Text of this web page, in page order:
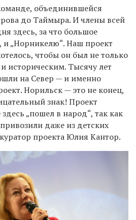
объединившейся
до Таймыра. И члены всей
здесь, за что большое
и „Норникелю“. Наш проект
чтобы он был не только
историческим. Тысячу лет
на Север — и именно
Норильск — это не конец,
знак! Проект
„пошел в народ“, так как
даже из детских
проекта Юлия Кантор.